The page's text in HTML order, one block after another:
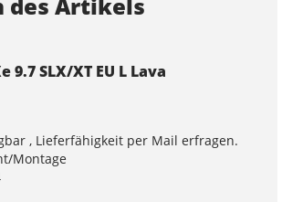
9.7 SLX/XT EU L Lava
, Lieferfähigkeit per Mail erfragen.
Montage